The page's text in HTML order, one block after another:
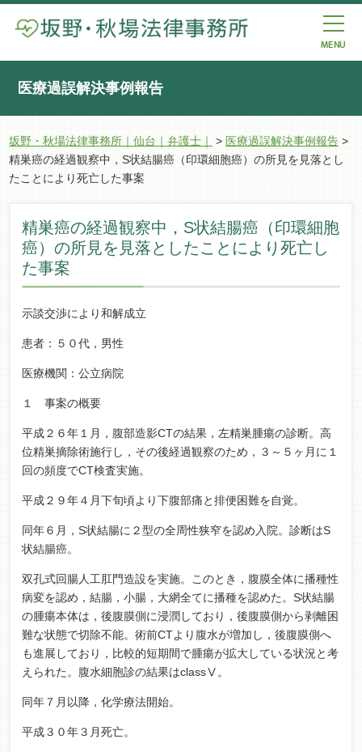
医療過誤解決事例報告
坂野・秋場法律事務所｜仙台｜弁護士｜ > 医療過誤解決事例報告 >
精巣癌の経過観察中，S状結腸癌（印環細胞癌）の所見を見落とし
たことにより死亡した事案
精巣癌の経過観察中，S状結腸癌（印環細胞
癌）の所見を見落としたことにより死亡し
た事案
示談交渉により和解成立
患者：５０代，男性
医療機関：公立病院
１ 事案の概要
平成２６年１月，腹部造影CTの結果，左精巣腫瘍の診断。高
位精巣摘除術施行し，その後経過観察のため，３～５ヶ月に１
回の頻度でCT検査実施。
平成２９年４月下旬頃より下腹部痛と排便困難を自覚。
同年６月，S状結腸に２型の全周性狭窄を認め入院。診断はS
状結腸癌。
双孔式回腸人工肛門造設を実施。このとき，腹膜全体に播種性
病変を認め，結腸，小腸，大網全てに播種を認めた。S状結腸
の腫瘍本体は，後腹膜側に浸潤しており，後腹膜側から剥離困
難な状態で切除不能。術前CTより腹水が増加し，後腹膜側へ
も進展しており，比較的短期間で腫瘍が拡大している状況と考
えられた。腹水細胞診の結果はclassⅤ。
同年７月以降，化学療法開始。
平成３０年３月死亡。